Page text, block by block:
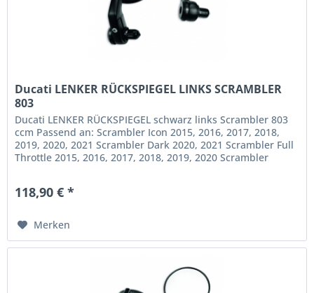
Ducati LENKER RÜCKSPIEGEL LINKS SCRAMBLER
803
Ducati LENKER RÜCKSPIEGEL schwarz links Scrambler 803
ccm Passend an: Scrambler Icon 2015, 2016, 2017, 2018,
2019, 2020, 2021 Scrambler Dark 2020, 2021 Scrambler Full
Throttle 2015, 2016, 2017, 2018, 2019, 2020 Scrambler
118,90 € *
Merken